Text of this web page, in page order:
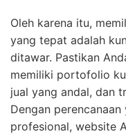
Oleh karena itu,
yang tepat adalah
ditawar. Pastikan
memiliki portofolio
jual yang andal, dan
Dengan
profesional, website